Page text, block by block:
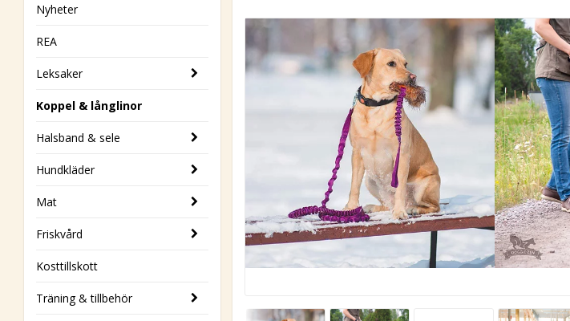
Nyheter
REA
Leksaker
Koppel & långlinor
Halsband & sele
Hundkläder
Mat
Friskvård
Kosttillskott
Träning & tillbehör